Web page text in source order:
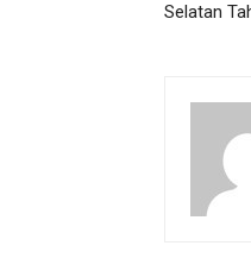
Selatan